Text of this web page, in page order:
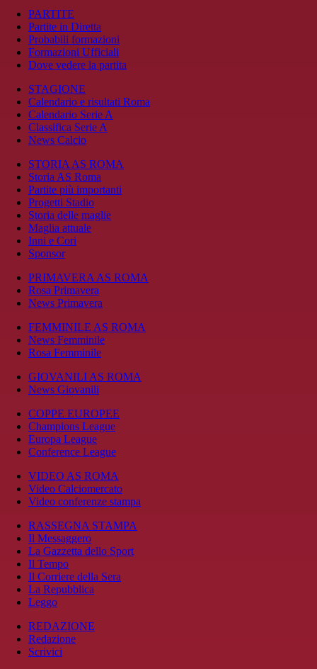
PARTITE
Partite in Diretta
Probabili formazioni
Formazioni Ufficiali
Dove vedere la partita
STAGIONE
Calendario e risultati Roma
Calendario Serie A
Classifica Serie A
News Calcio
STORIA AS ROMA
Storia AS Roma
Partite più importanti
Progetti Stadio
Storia delle maglie
Maglia attuale
Inni e Cori
Sponsor
PRIMAVERA AS ROMA
Rosa Primavera
News Primavera
FEMMINILE AS ROMA
News Femminile
Rosa Femminile
GIOVANILI AS ROMA
News Giovanili
COPPE EUROPEE
Champions League
Europa League
Conference League
VIDEO AS ROMA
Video Calciomercato
Video conferenze stampa
RASSEGNA STAMPA
Il Messaggero
La Gazzetta dello Sport
Il Tempo
Il Corriere della Sera
La Repubblica
Leggo
REDAZIONE
Redazione
Scrivici